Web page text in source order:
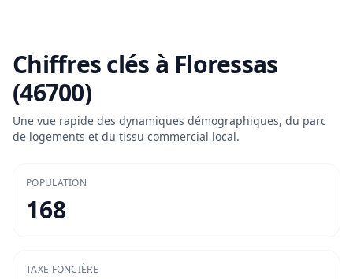
Chiffres clés à Floressas
(46700)
Une vue rapide des dynamiques démographiques, du parc
de logements et du tissu commercial local.
POPULATION
168
TAXE FONCIÈRE